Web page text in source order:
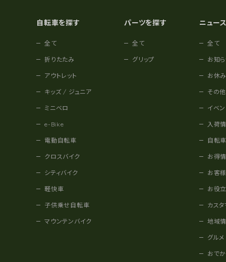
自転車を探す
全て
折りたたみ
アウトレット
キッズ / ジュニア
ミニベロ
e-Bike
電動自転車
クロスバイク
シティバイク
軽快車
子供乗せ自転車
マウンテンバイク
パーツを探す
全て
グリップ
ニュー
全て
お知
お休
その
イベン
入荷
自転
お得
お客様
お役
カス
地域
グルメ
おで